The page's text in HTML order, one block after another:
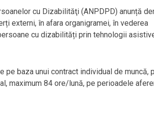
cu Dizabilităţi (ANPDPD) anunță
externi, în afara organigramei, în vederea
cu dizabilități prin tehnologii
baza unui contract individual de muncă,
maximum 84 ore/lună, pe perioadele